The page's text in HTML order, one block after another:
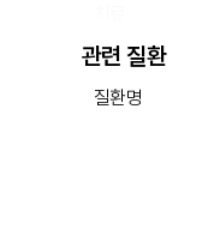
관련 질환
질환명